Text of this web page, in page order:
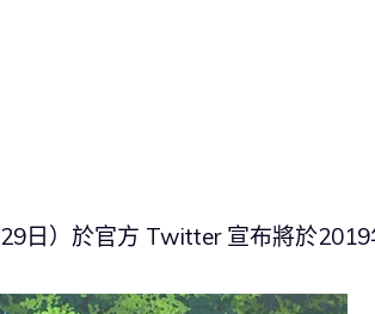
日）於官方 Twitter 宣布將於